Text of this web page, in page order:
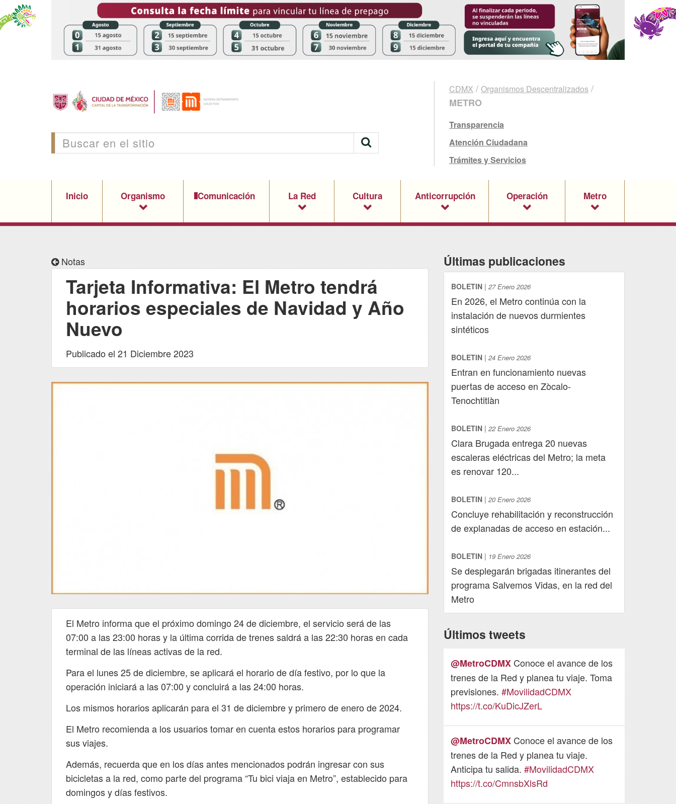
CDMX / Organismos Descentralizados /
METRO
Transparencia
Atención Ciudadana
Trámites y Servicios
Inicio Organismo Comunicación La Red Cultura Anticorrupción Operación Metro
Notas
Tarjeta Informativa: El Metro tendrá
horarios especiales de Navidad y Año
Nuevo
Publicado el 21 Diciembre 2023
El Metro informa que el próximo domingo 24 de diciembre, el servicio será de las
07:00 a las 23:00 horas y la última corrida de trenes saldrá a las 22:30 horas en cada
terminal de las líneas activas de la red.
Para el lunes 25 de diciembre, se aplicará el horario de día festivo, por lo que la
operación iniciará a las 07:00 y concluirá a las 24:00 horas.
Los mismos horarios aplicarán para el 31 de diciembre y primero de enero de 2024.
El Metro recomienda a los usuarios tomar en cuenta estos horarios para programar
sus viajes.
Además, recuerda que en los días antes mencionados podrán ingresar con sus
bicicletas a la red, como parte del programa “Tu bici viaja en Metro”, establecido para
domingos y días festivos.
Últimas publicaciones
BOLETIN | 27 Enero 2026
En 2026, el Metro continúa con la
instalación de nuevos durmientes
sintéticos
BOLETIN | 24 Enero 2026
Entran en funcionamiento nuevas
puertas de acceso en Zòcalo-
Tenochtitlàn
BOLETIN | 22 Enero 2026
Clara Brugada entrega 20 nuevas
escaleras eléctricas del Metro; la meta
es renovar 120...
BOLETIN | 20 Enero 2026
Concluye rehabilitación y reconstrucción
de explanadas de acceso en estación...
BOLETIN | 19 Enero 2026
Se desplegarán brigadas itinerantes del
programa Salvemos Vidas, en la red del
Metro
Últimos tweets
trenes de la Red y planea tu viaje.
Buenos días.#MovilidadCDMX
https://t.co/rB6Sz7b8SJ
@MetroCDMX
Temperatura en la Ciudad de México,
Máx. 22° C Mín. 12° C
https://t.co/LL7A73s250
noches, ¿Nos podrías indicar el número
de vagón en el que viajas? Lo puedes
ubicar al interior…
@MetroCDMX Conoce el avance de los
trenes de la Red y planea tu viaje. Toma
previsiones. #MovilidadCDMX
https://t.co/KuDicJZerL
@MetroCDMX Conoce el avance de los
trenes de la Red y planea tu viaje.
Anticipa tu salida. #MovilidadCDMX
https://t.co/CmnsbXlsRd